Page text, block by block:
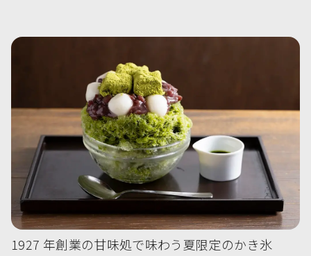
1927 年創業の甘味処で味わう夏限定のかき氷